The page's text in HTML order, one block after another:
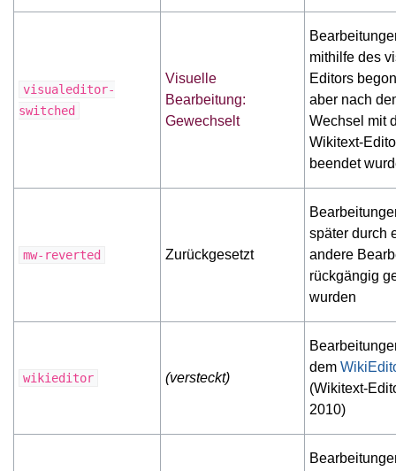
visualeditor-
switched
Visuelle
Bearbeitung:
Gewechselt
mithilfe des
Editors
aber nach
Wechsel mit
Wikitext-
beendet
mw-reverted Zurückgesetzt
später durch
andere
rückgängig
wurden
wikieditor (versteckt)
dem
(Wikitext-
2010)